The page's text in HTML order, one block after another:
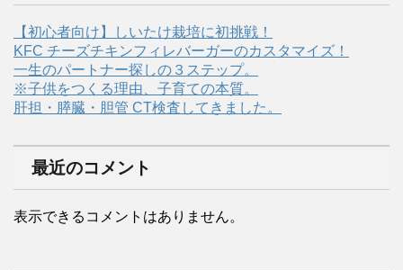
【初心者向け】しいたけ栽培に初挑戦！
KFC チーズチキンフィレバーガーのカスタマイズ！
一生のパートナー探しの３ステップ。
※子供をつくる理由、子育ての本質。
肝担・膵臓・胆管 CT検査してきました。
最近のコメント
表示できるコメントはありません。